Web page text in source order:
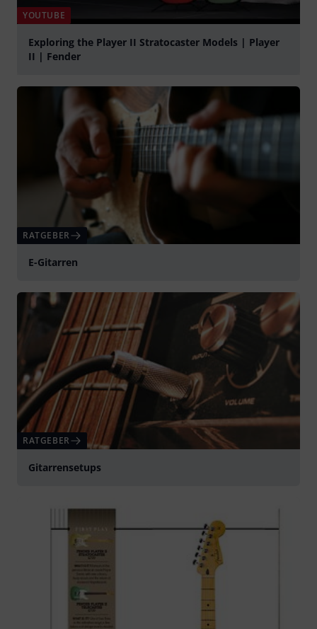
YOUTUBE
Exploring the Player II Stratocaster Models | Player
II | Fender
RATGEBER
E-Gitarren
RATGEBER
Gitarrensetups